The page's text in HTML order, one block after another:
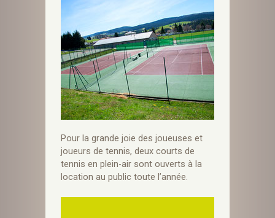
Pour la grande joie des joueuses et
joueurs de tennis, deux courts de
tennis en plein-air sont ouverts à la
location au public toute l’année.